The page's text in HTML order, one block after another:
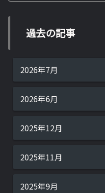
過去の記事
2026年7月
2026年6月
2025年12月
2025年11月
2025年9月